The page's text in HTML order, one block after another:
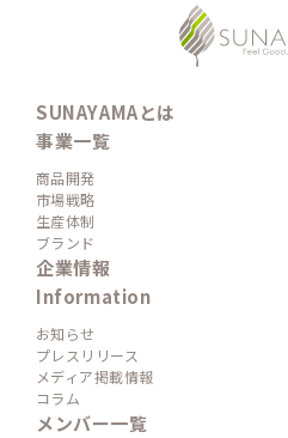
SUNAYAMAとは
事業一覧
商品開発
市場戦略
生産体制
ブランド
企業情報
Information
お知らせ
プレスリリース
メディア掲載情報
コラム
メンバー一覧